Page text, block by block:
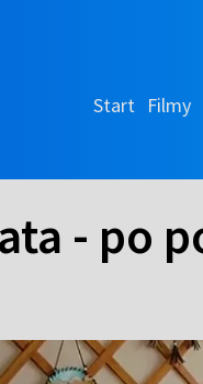
Start Filmy
- po